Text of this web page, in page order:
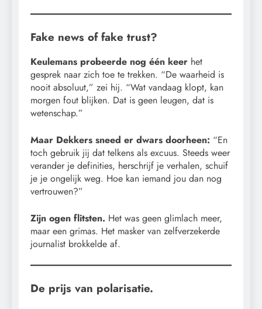
Fake news of fake trust?
Keulemans probeerde nog één keer het
gesprek naar zich toe te trekken. “De waarheid is
nooit absoluut,” zei hij. “Wat vandaag klopt, kan
morgen fout blijken. Dat is geen leugen, dat is
wetenschap.”
Maar Dekkers sneed er dwars doorheen: “En
toch gebruik jij dat telkens als excuus. Steeds weer
verander je definities, herschrijf je verhalen, schuif
je je ongelijk weg. Hoe kan iemand jou dan nog
vertrouwen?”
Zijn ogen flitsten. Het was geen glimlach meer,
maar een grimas. Het masker van zelfverzekerde
journalist brokkelde af.
De prijs van polarisatie.